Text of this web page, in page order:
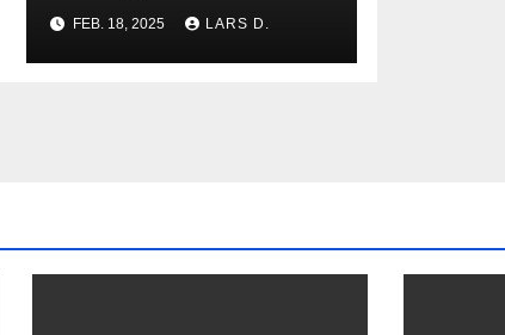
FEB. 18, 2025 LARS D.